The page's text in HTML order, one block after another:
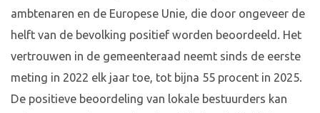
ambtenaren en de Europese Unie, die door ongeveer de
helft van de bevolking positief worden beoordeeld. Het
vertrouwen in de gemeenteraad neemt sinds de eerste
meting in 2022 elk jaar toe, tot bijna 55 procent in 2025.
De positieve beoordeling van lokale bestuurders kan